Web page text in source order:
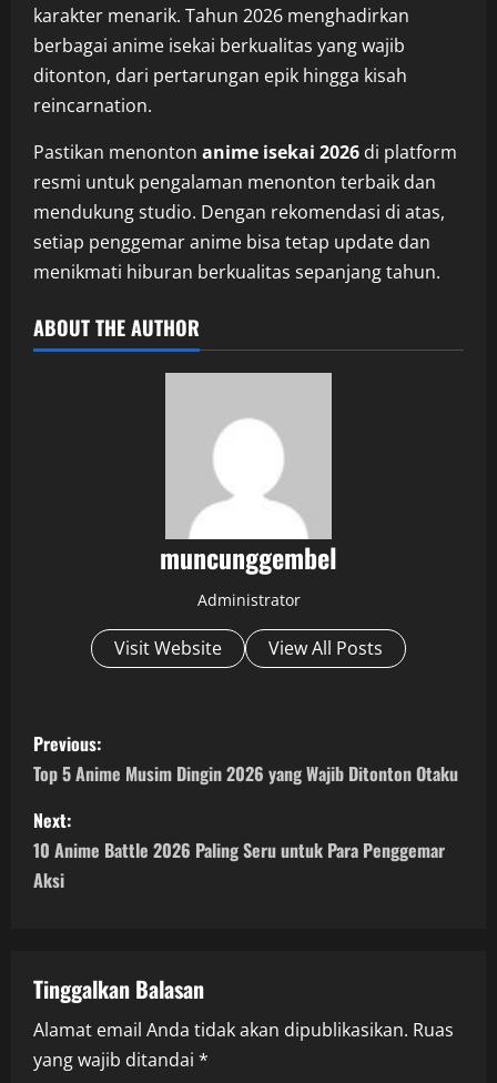
karakter menarik. Tahun 2026 menghadirkan
berbagai anime isekai berkualitas yang wajib
ditonton, dari pertarungan epik hingga kisah
reincarnation.
Pastikan menonton anime isekai 2026 di platform
resmi untuk pengalaman menonton terbaik dan
mendukung studio. Dengan rekomendasi di atas,
setiap penggemar anime bisa tetap update dan
menikmati hiburan berkualitas sepanjang tahun.
ABOUT THE AUTHOR
muncunggembel
Administrator
Visit Website View All Posts
P
o
s
t
a
v
i
Previous:
Top 5 Anime Musim Dingin 2026 yang Wajib Ditonton Otaku
Next:
10 Anime Battle 2026 Paling Seru untuk Para Penggemar
Aksi
Tinggalkan Balasan
Alamat email Anda tidak akan dipublikasikan. Ruas
yang wajib ditandai *